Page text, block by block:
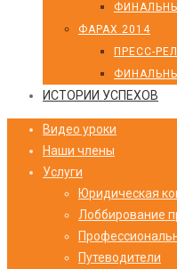
ФАРАХ 2014
ПРЕСС-
ИСТОРИИ УСПЕХОВ
Видео уроки
Наши члены
Услуги
Юридическая
Лоббирование
Путеводители